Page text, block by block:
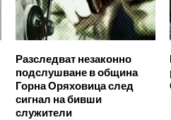
Разследват незаконно
подслушване в община
Горна Оряховица след
сигнал на бивши
служители